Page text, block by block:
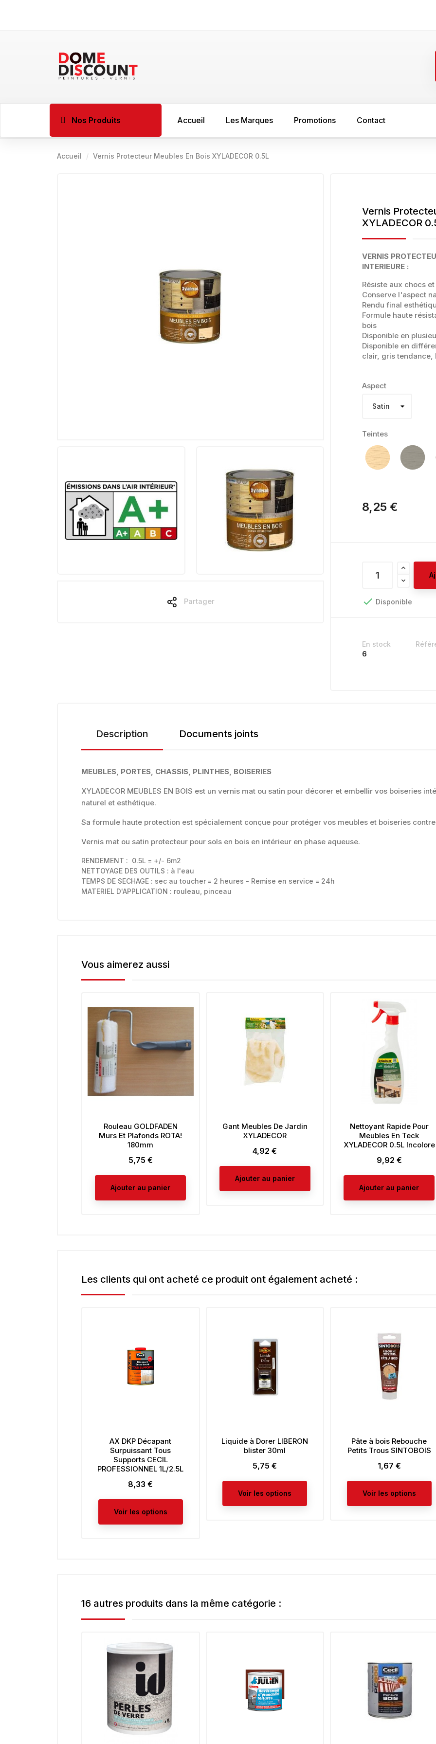
Nos Produits
BOIS
Accueil Les Marques Promotions Contact
Accueil Vernis Protecteur Meubles En Bois XYLADECOR 0.5L
Partager
Vernis
XYLADECOR
VERNIS
INTERIEURE :
Résiste aux chocs
Conserve l'aspect
Rendu final
Formule haute
bois
Disponible en
Disponible en
clair, gris tendance,
Aspect
Teintes
8,25 €
 Disponible
En stock
6
Description Documents joints
MEUBLES, PORTES, CHASSIS, PLINTHES, BOISERIES
XYLADECOR MEUBLES EN BOIS est un vernis mat ou satin pour décorer et embellir vos boiseries
naturel et esthétique.
Sa formule haute protection est spécialement conçue pour protéger vos meubles et boiseries
Vernis mat ou satin protecteur pour sols en bois en intérieur en phase aqueuse.
RENDEMENT : 0.5L = +/- 6m2
NETTOYAGE DES OUTILS : à l'eau
TEMPS DE SECHAGE : sec au toucher = 2 heures - Remise en service = 24h
MATERIEL D'APPLICATION : rouleau, pinceau
Vous aimerez aussi
Rouleau GOLDFADEN
Murs Et Plafonds ROTA!
180mm
Prix
5,75 €
Ajouter au panier
Gant Meubles De Jardin
XYLADECOR
Prix
4,92 €
Ajouter au panier
Nettoyant Rapide Pour
Meubles En Teck
XYLADECOR 0.5L Incolore
Prix
9,92 €
Ajouter au panier
Les clients qui ont acheté ce produit ont également acheté :
AX DKP Décapant
Surpuissant Tous
Supports CECIL
PROFESSIONNEL 1L/2.5L
Prix
8,33 €
Voir les options
Liquide à Dorer LIBERON
blister 30ml
Prix
5,75 €
Voir les options
Pâte à bois Rebouche
Petits Trous SINTOBOIS
Prix
1,67 €
Voir les options
16 autres produits dans la même catégorie :